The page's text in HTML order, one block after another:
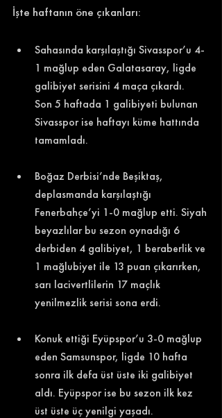
İşte haftanın öne çıkanları:
Sahasında karşılaştığı Sivasspor’u 4-
1 mağlup eden Galatasaray, ligde
galibiyet serisini 4 maça çıkardı.
Son 5 haftada 1 galibiyeti bulunan
Sivasspor ise haftayı küme hattında
tamamladı.
Boğaz Derbisi’nde Beşiktaş,
deplasmanda karşılaştığı
Fenerbahçe’yi 1-0 mağlup etti. Siyah
beyazlılar bu sezon oynadığı 6
derbiden 4 galibiyet, 1 beraberlik ve
1 mağlubiyet ile 13 puan çıkarırken,
sarı lacivertlilerin 17 maçlık
yenilmezlik serisi sona erdi.
Konuk ettiği Eyüpspor’u 3-0 mağlup
eden Samsunspor, ligde 10 hafta
sonra ilk defa üst üste iki galibiyet
aldı. Eyüpspor ise bu sezon ilk kez
üst üste üç yenilgi yaşadı.